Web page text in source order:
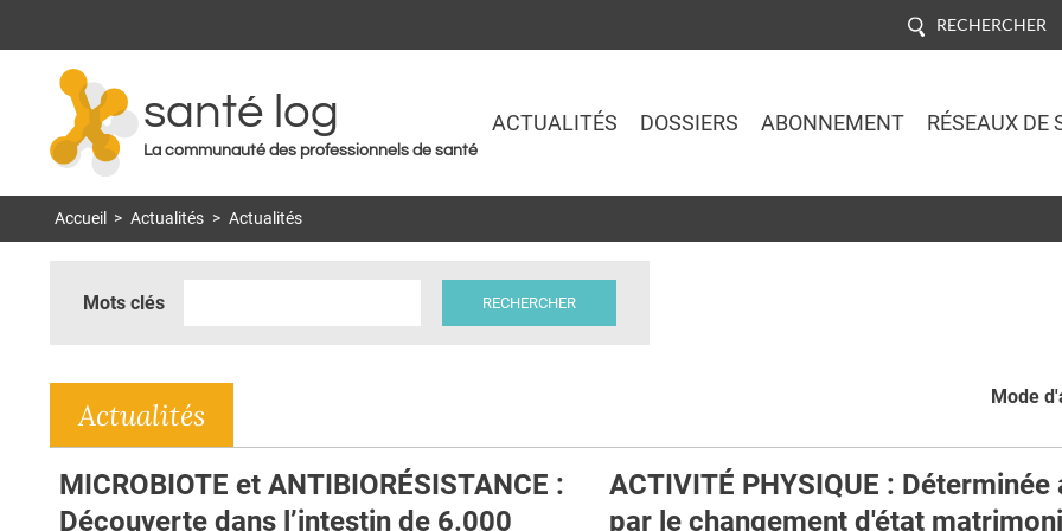
RECHERCHER
santé log
La communauté des professionnels de santé
ACTUALITÉS DOSSIERS ABONNEMENT RÉSEAUX DE
Accueil > Actualités > Actualités
Mots clés
Mode
Actualités
MICROBIOTE et ANTIBIORÉSISTANCE :
Découverte dans l’intestin de 6.000
ACTIVITÉ PHYSIQUE : Déterminée
par le changement d'état